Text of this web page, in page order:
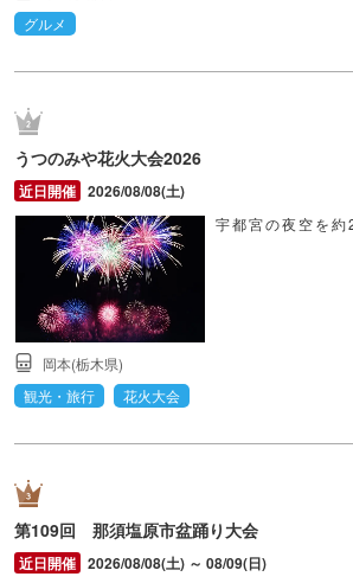
グルメ
うつのみや花火大会2026
2026/08/08(土)
宇都宮の夜空を
岡本(栃木県)
観光・旅行
花火大会
第109回 那須塩原市盆踊り大会
2026/08/08(土) ～ 08/09(日)